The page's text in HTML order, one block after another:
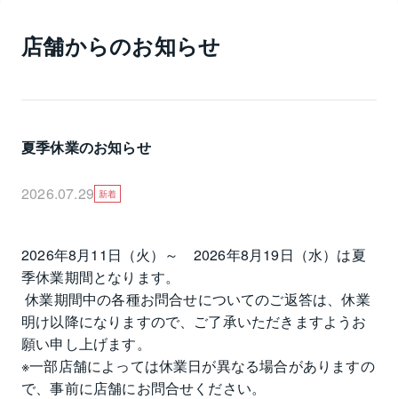
店舗からのお知らせ
夏季休業のお知らせ
2026.07.29 新着
2026年8月11日（火）～　2026年8月19日（水）は夏
季休業期間となります。
休業期間中の各種お問合せについてのご返答は、休業
明け以降になりますので、ご了承いただきますようお
願い申し上げます。
※一部店舗によっては休業日が異なる場合がありますの
で、事前に店舗にお問合せください。